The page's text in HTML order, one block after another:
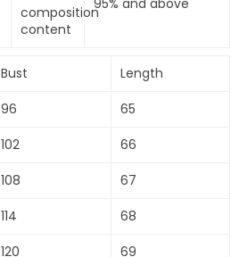
composition
content
95% and above
Bust
Length
96
65
102
66
108
67
114
68
120 69